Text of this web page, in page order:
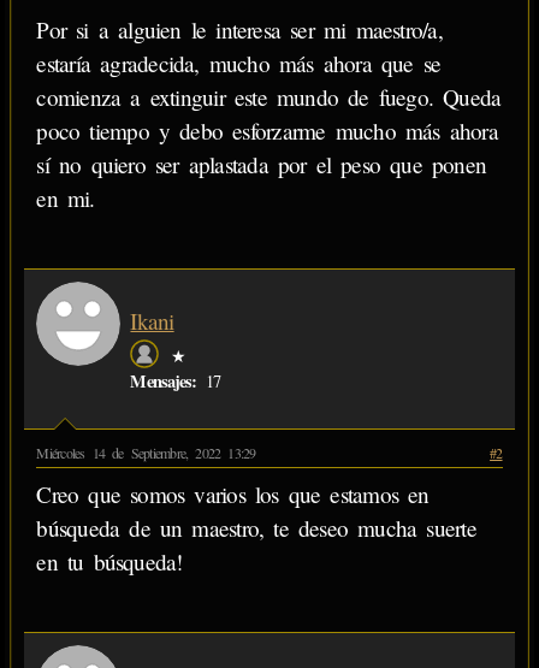
Por si a alguien le interesa ser mi maestro/a,
estaría agradecida, mucho más ahora que se
comienza a extinguir este mundo de fuego. Queda
poco tiempo y debo esforzarme mucho más ahora
sí no quiero ser aplastada por el peso que ponen
en mi.
Ikani
★
Mensajes: 17
Miércoles 14 de Septiembre, 2022 13:29 #2
Creo que somos varios los que estamos en
búsqueda de un maestro, te deseo mucha suerte
en tu búsqueda!